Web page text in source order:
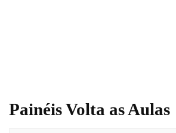
Painéis Volta as Aulas